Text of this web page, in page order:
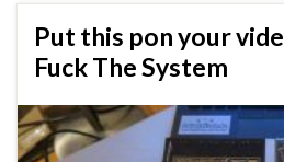
Put this pon your
Fuck The System